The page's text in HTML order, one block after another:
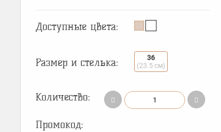
Доступные цвета:
Размер и стелька:
36
(23.5 см)
Количество:
Промокод: